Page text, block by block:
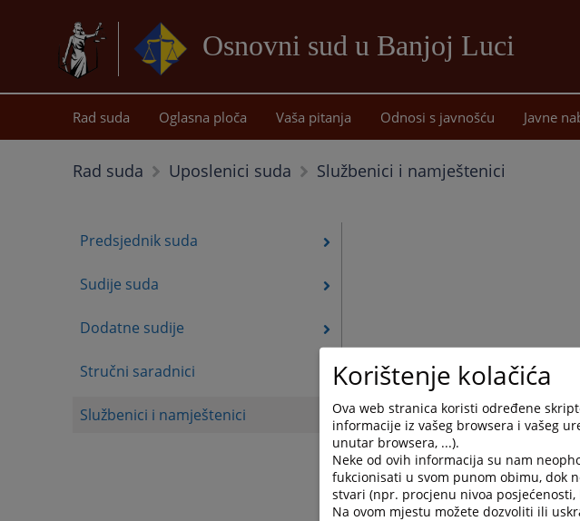
Osnovni sud u Banjoj Luci
sadržaj
Rad suda Oglasna ploča Vaša pitanja Odnosi s javnošću Javne
Rad suda Uposlenici suda Službenici i namještenici
Predsjednik suda
Sudije suda
Dodatne sudije
Stručni saradnici
Službenici i namještenici
Korištenje kolačića
Ova web stranica koristi određene
informacije iz vašeg browsera i vašeg
unutar browsera, ...).
Neke od ovih informacija su nam
fukcionisati u svom punom obimu, dok
stvari (npr. procjenu nivoa
Na ovom mjestu možete dozvoliti ili